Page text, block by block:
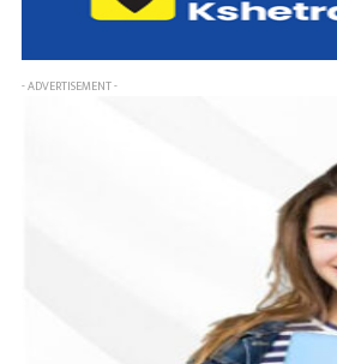
- ADVERTISEMENT -